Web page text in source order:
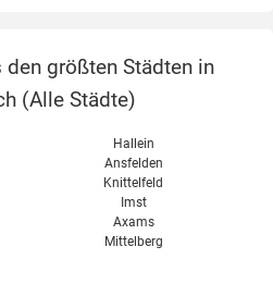
den größten Städten in
(Alle Städte)
Hallein
Ansfelden
Knittelfeld
Imst
Axams
Mittelberg